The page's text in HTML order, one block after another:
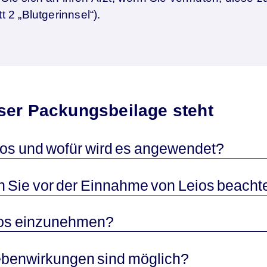
2 „Blutgerinnsel“).
Packungsbeilage steht
und wofür wird es angewendet?
Sie vor der Einnahme von Leios
einzunehmen?
sind möglich?